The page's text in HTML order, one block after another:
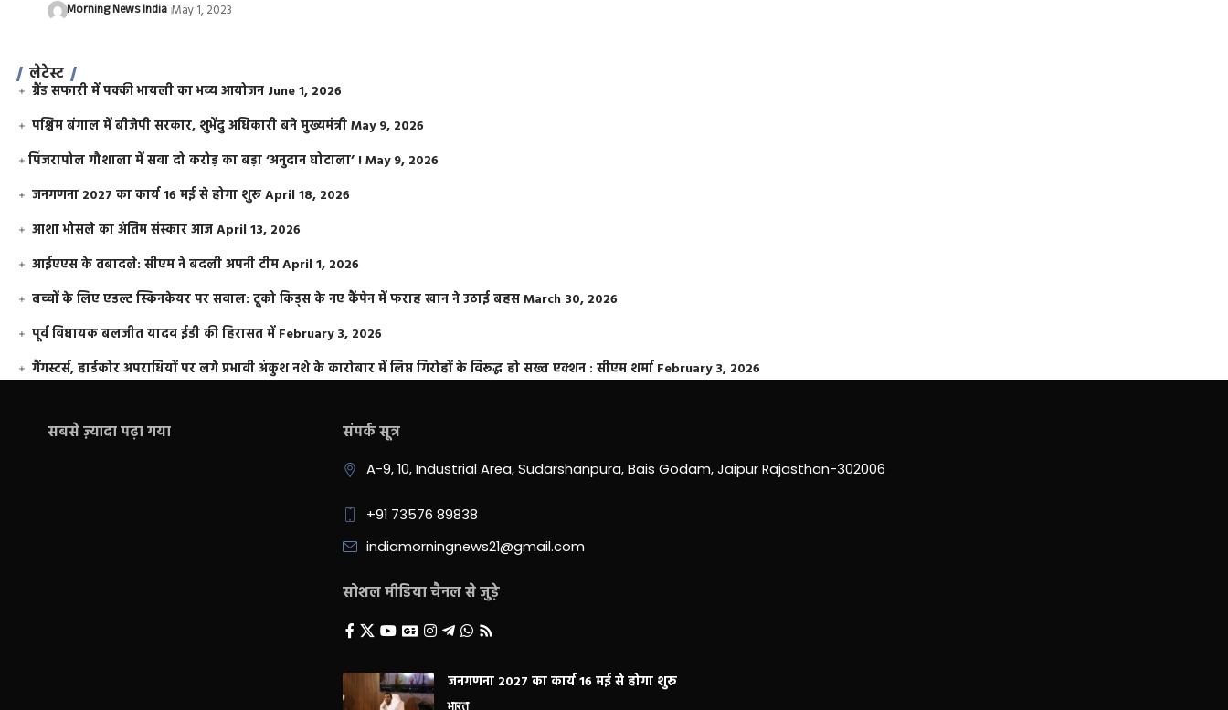
Morning News India May 1, 2023
लेटेस्ट
ग्रैंड सफारी में पक्की भायली का भव्य आयोजन June 1, 2026
पश्चिम बंगाल में बीजेपी सरकार, शुभेंदु अधिकारी बने मुख्यमंत्रीMay 9, 2026
​पिंजरापोल गौशाला में सवा दो करोड़ का बड़ा ‘अनुदान घोटाला’ !May 9, 2026
जनगणना 2027 का कार्य 16 मई से होगा शुरूApril 18, 2026
आशा भोसले का अंतिम संस्कार आजApril 13, 2026
आईएएस के तबादले: सीएम ने बदली अपनी टीमApril 1, 2026
बच्चों के लिए एडल्ट स्किनकेयर पर सवाल: टूको किड्स के नए कैंपेन में फराह खान ने उठाई बहसMarch 30, 2026
पूर्व विधायक बलजीत यादव ईडी की हिरासत में February 3, 2026
गैंगस्टर्स, हार्डकोर अपराधियों पर लगे प्रभावी अंकुश नशे के कारोबार में लिप्त गिरोहों के विरूद्ध हो सख्त एक्शन : सीएम शर्मा February 3, 2026
सबसे ज़्यादा पढ़ा गया संपर्क सूत्र
A-9, 10, Industrial Area, Sudarshanpura, Bais Godam, Jaipur Rajasthan-302006
+91 73576 89838
indiamorningnews21@gmail.com
सोशल मीडिया चैनल से जुड़े
जनगणना 2027 का कार्य 16 मई से होगा शुरू